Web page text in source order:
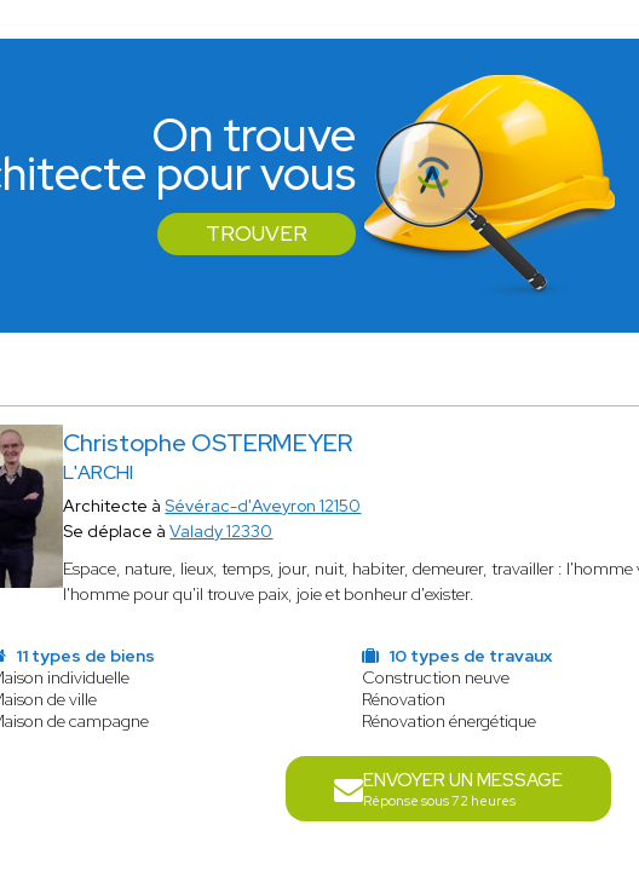
On trouve
pour vous
TROUVER
Christophe OSTERMEYER
L'ARCHI
Architecte àSévérac-d'Aveyron 12150
Se déplace àValady 12330
Espace, nature, lieux, temps, jour, nuit, habiter, demeurer, travailler : l'homme
l'homme pour qu'il trouve paix, joie et bonheur d'exister.
11 types de biens
individuelle
de ville
de campagne
10 types de travaux
Construction neuve
Rénovation
Rénovation énergétique
ENVOYER UN MESSAGE
Réponse sous 72 heures